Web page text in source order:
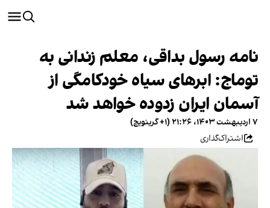
نامه رسول بداقی، معلم زندانی به
توماج: ابرهای سیاه خودکامگی از
آسمان ایران زدوده خواهد شد
۷ اردیبهشت ۱۴۰۳، ۲۱:۲۶ (‎+۱ گرینویچ)
اشتراک‌گذاری